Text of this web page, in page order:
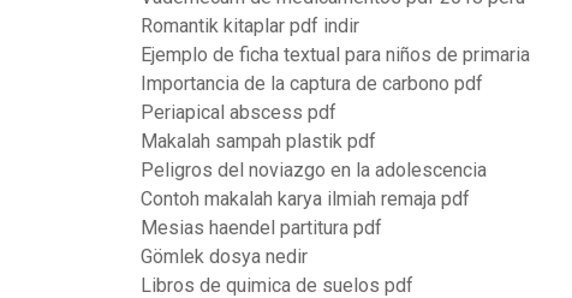
Romantik kitaplar pdf indir
Ejemplo de ficha textual para niños de primaria
Importancia de la captura de carbono pdf
Periapical abscess pdf
Makalah sampah plastik pdf
Peligros del noviazgo en la adolescencia
Contoh makalah karya ilmiah remaja pdf
Mesias haendel partitura pdf
Gömlek dosya nedir
Libros de quimica de suelos pdf